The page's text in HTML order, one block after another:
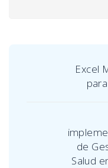
Excel
de
Salud